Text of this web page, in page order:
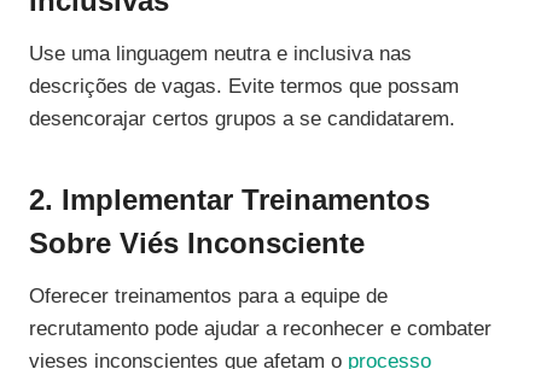
Use uma linguagem neutra e inclusiva nas
descrições de vagas. Evite termos que possam
desencorajar certos grupos a se candidatarem.
2. Implementar Treinamentos
Sobre Viés Inconsciente
Oferecer treinamentos para a equipe de
recrutamento pode ajudar a reconhecer e combater
vieses inconscientes que afetam o processo